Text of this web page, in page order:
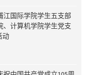
江国际学院学生五支部
、计算机学院学生党支
动